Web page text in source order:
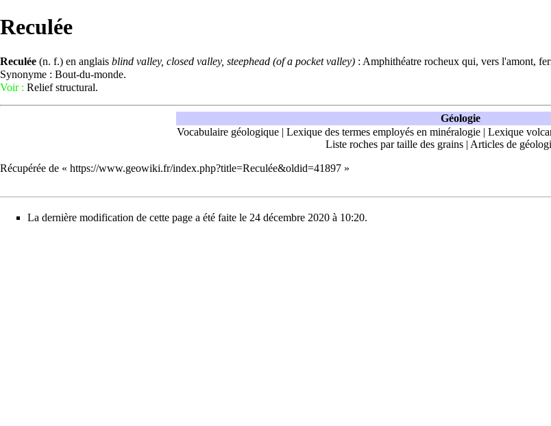
Reculée
Reculée (n. f.) en anglais blind valley, closed valley, steephead (of a pocket valley) : Amphithéatre rocheux qui, vers l'amont,
Synonyme : Bout-du-monde.
Voir : Reliefstructural.
Géologie
Vocabulaire géologique | Lexique des termes employés en minéralogie | Lexique
Liste roches par taille des grains | Articles de
Récupérée de « https://www.geowiki.fr/index.php?title=Reculée&oldid=41897 »
La dernière modification de cette page a été faite le 24 décembre 2020 à 10:20.